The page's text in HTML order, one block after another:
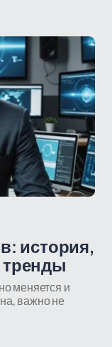
история,
меняется и
важно не